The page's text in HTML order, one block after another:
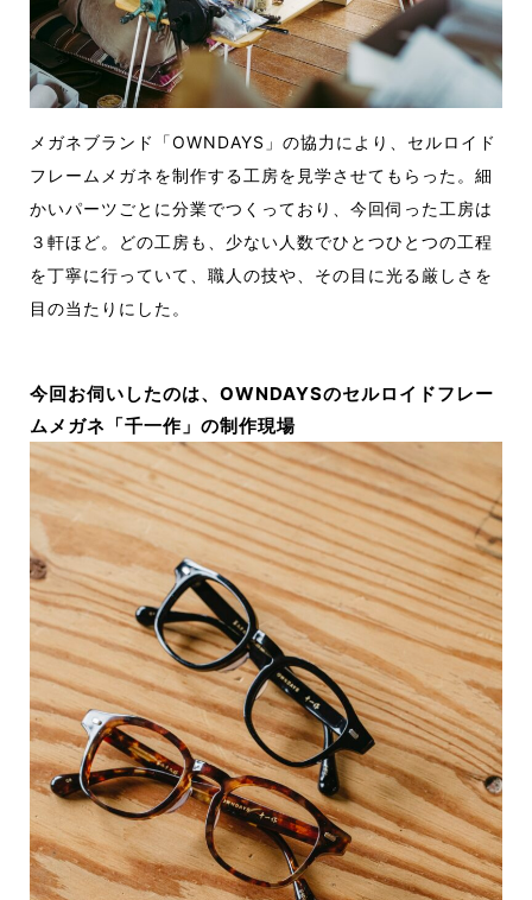
メガネブランド「OWNDAYS」の協力により、セルロイド
フレームメガネを制作する工房を見学させてもらった。細
かいパーツごとに分業でつくっており、 今回伺った工房は
３軒ほど。どの工房も、 少ない人数でひとつひとつの工程
を丁寧に行っていて、職人の技や、その目に光る厳しさを
目の当たりにした。
今回お伺いしたのは、OWNDAYSのセルロイドフレー
ムメガネ「千一作」の制作現場